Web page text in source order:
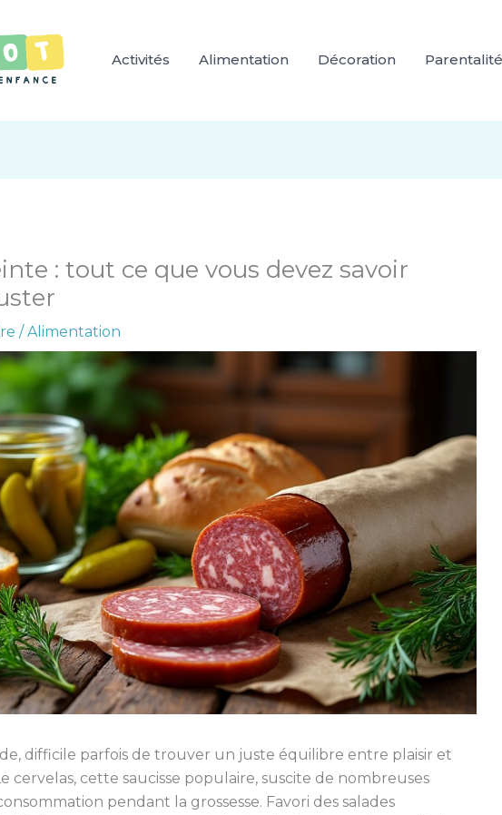
Activités Alimentation Décoration Parentalité
: tout ce que vous devez savoir
/ Alimentation
difficile parfois de trouver un juste équilibre entre plaisir et
cervelas, cette saucisse populaire, suscite de nombreuses
pendant la grossesse. Favori des salades